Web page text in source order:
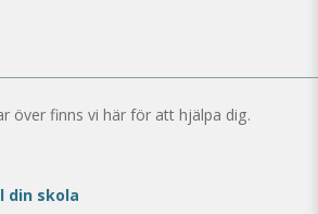
över finns vi här för att hjälpa dig.
din skola